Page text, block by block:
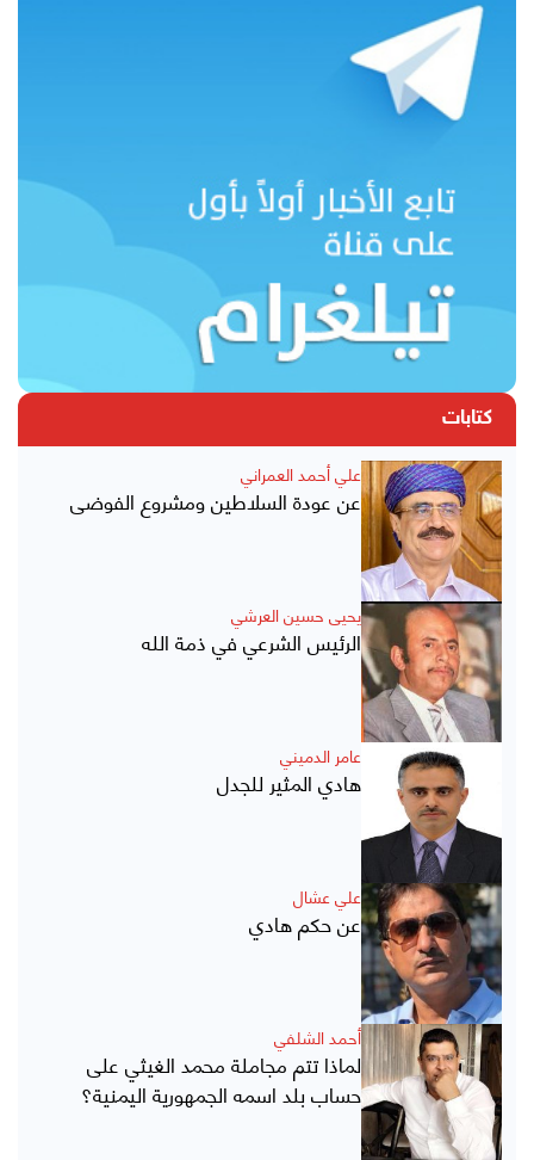
كتابات
علي أحمد العمراني
عن عودة السلاطين ومشروع الفوضى
يحيى حسين العرشي
الرئيس الشرعي في ذمة الله
عامر الدميني
هادي المثير للجدل
علي عشال
عن حكم هادي
أحمد الشلفي
لماذا تتم مجاملة محمد الغيثي على
حساب بلد اسمه الجمهورية اليمنية؟